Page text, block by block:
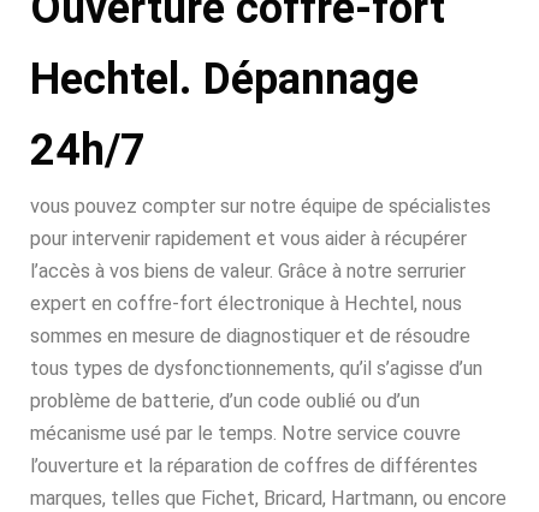
Hechtel. Dépannage
24h/7
vous pouvez compter sur notre équipe de spécialistes
pour intervenir rapidement et vous aider à récupérer
l’accès à vos biens de valeur. Grâce à notre serrurier
expert en coffre-fort électronique à Hechtel, nous
sommes en mesure de diagnostiquer et de résoudre
tous types de dysfonctionnements, qu’il s’agisse d’un
problème de batterie, d’un code oublié ou d’un
mécanisme usé par le temps. Notre service couvre
l’ouverture et la réparation de coffres de différentes
marques, telles que Fichet, Bricard, Hartmann, ou encore